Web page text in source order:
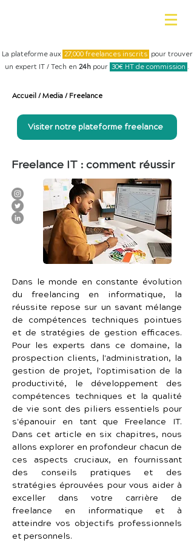
La plateforme aux 27,000 freelances inscrits pour trouver
un expert IT / Tech en 24h pour 30€ HT de commission .
Accueil / Media / Freelance
Visiter notre plateforme freelance
Freelance IT : comment réussir
Dans le monde en constante évolution
du freelancing en informatique, la
réussite repose sur un savant mélange
de compétences techniques pointues
et de stratégies de gestion efficaces.
Pour les experts dans ce domaine, la
prospection clients, l'administration, la
gestion de projet, l'optimisation de la
productivité, le développement des
compétences techniques et la qualité
de vie sont des piliers essentiels pour
s'épanouir en tant que Freelance IT.
Dans cet article en six chapitres, nous
allons explorer en profondeur chacun de
ces aspects cruciaux, en fournissant
des conseils pratiques et des
stratégies éprouvées pour vous aider à
exceller dans votre carrière de
freelance en informatique et à
atteindre vos objectifs professionnels
et personnels.